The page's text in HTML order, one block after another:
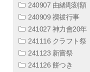
240907 由緒彫刻額
240909 禊祓行事
241027 神力會20年
241116 クラフト祭
241123 新嘗祭
241126 餅つき